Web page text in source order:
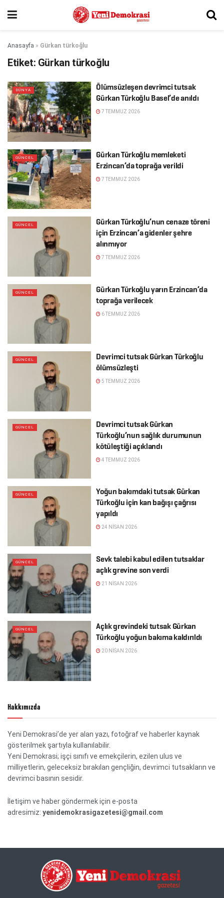
Anasayfa » Gürkan türkoğlu
Etiket: Gürkan türkoğlu
DÜNYA
Ölümsüzleşen devrimci tutsak
Gürkan Türkoğlu Basel’de anıldı
7 TEMMUZ 2026
GÜNCEL
Gürkan Türkoğlu memleketi
Erzincan’da toprağa verildi
7 TEMMUZ 2026
GÜNCEL
Gürkan Türkoğlu’nun cenaze töreni
için Erzincan’a gidenler şehre
alınmıyor
7 TEMMUZ 2026
GÜNCEL
Gürkan Türkoğlu yarın Erzincan’da
toprağa verilecek
6 TEMMUZ 2026
GÜNCEL
Devrimci tutsak Gürkan Türkoğlu
ölümsüzleşti
5 TEMMUZ 2026
GÜNCEL
Devrimci tutsak Gürkan
Türkoğlu’nun sağlık durumunun
kötüleştiği açıklandı
4 TEMMUZ 2026
GÜNCEL
Yoğun bakımdaki tutsak Gürkan
Türkoğlu için kan bağışı çağrısı
yapıldı
24 NISAN 2026
GÜNCEL
Sevk talebi kabul edilen tutsaklar
açlık grevine son verdi
21 NISAN 2026
GÜNCEL
Açlık grevindeki tutsak Gürkan
Türkoğlu yoğun bakıma kaldırıldı
20 NISAN 2026
Hakkımızda
Yeni Demokrasi’de yer alan yazı, fotoğraf ve haberler kaynak
gösterilmek şartıyla kullanılabilir.
Yeni Demokrasi; işçi sınıfı ve emekçilerin, ezilen ulus ve
milliyetlerin, geleceksiz bırakılan gençliğin, devrimci tutsakların ve
devrimci basının sesidir.
İletişim ve haber göndermek için e-posta
adresimiz: yenidemokrasigazetesi@gmail.com